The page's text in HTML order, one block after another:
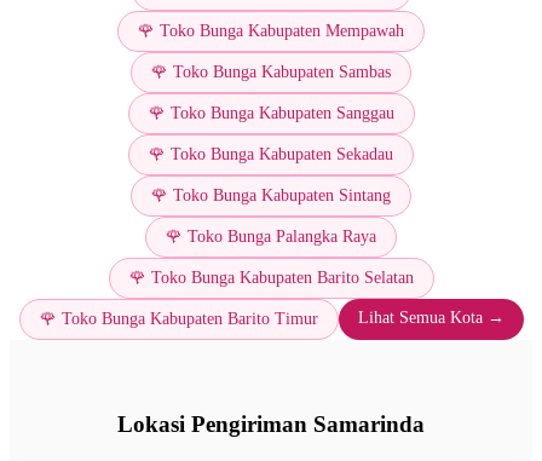
🌹 Toko Bunga Kabupaten Mempawah
🌹 Toko Bunga Kabupaten Sambas
🌹 Toko Bunga Kabupaten Sanggau
🌹 Toko Bunga Kabupaten Sekadau
🌹 Toko Bunga Kabupaten Sintang
🌹 Toko Bunga Palangka Raya
🌹 Toko Bunga Kabupaten Barito Selatan
🌹 Toko Bunga Kabupaten Barito Timur Lihat Semua Kota →
Lokasi Pengiriman Samarinda